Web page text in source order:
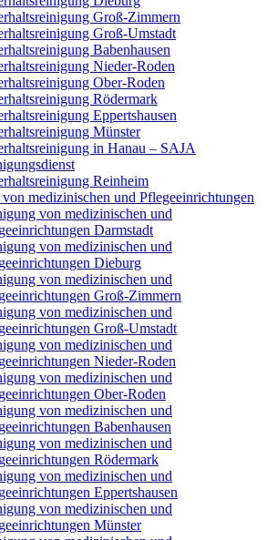
Groß-Zimmern
Groß-Umstadt
Babenhausen
Nieder-Roden
Ober-Roden
Rödermark
Eppertshausen
Münster
in Hanau – SAJA
Reinheim
medizinischen und Pflegeeinrichtungen
von medizinischen und
Darmstadt
von medizinischen und
Dieburg
von medizinischen und
Groß-Zimmern
von medizinischen und
Groß-Umstadt
von medizinischen und
Nieder-Roden
von medizinischen und
Ober-Roden
von medizinischen und
Babenhausen
von medizinischen und
Rödermark
von medizinischen und
Eppertshausen
von medizinischen und
Münster